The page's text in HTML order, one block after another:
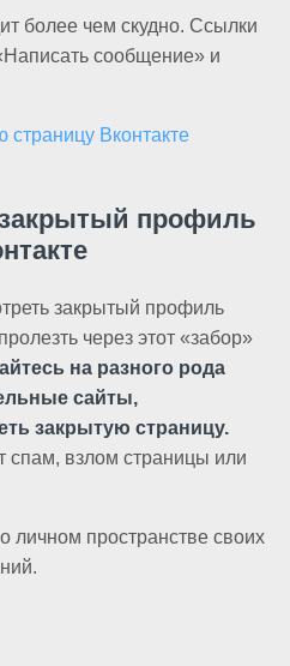
более чем скудно. Ссылки
сообщение» и
профиль
закрытый профиль
через этот «забор»
на разного рода
сайты,
закрытую страницу.
спам, взлом страницы или
личном пространстве своих